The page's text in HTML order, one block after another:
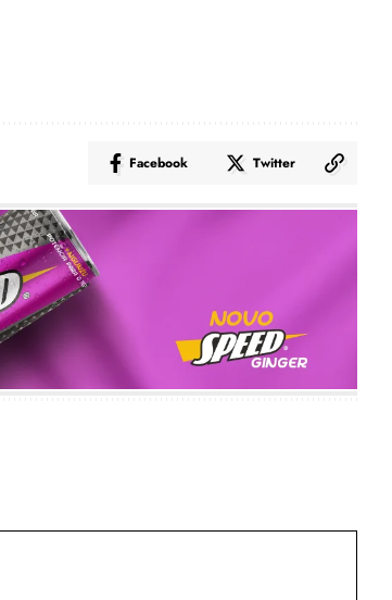
Facebook Twitter